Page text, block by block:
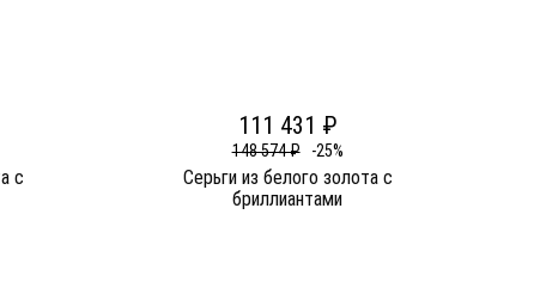
c
111 431 ₽
148 574 ₽ -25%
Серьги из белого золота c
бриллиантами